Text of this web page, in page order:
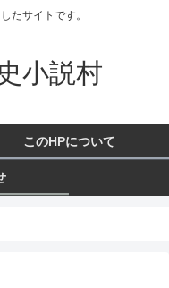
たサイトです。
小説村
このHPについて